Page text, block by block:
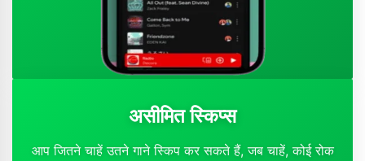
असीमित स्किप्स
आप जितने चाहें उतने गाने स्किप कर सकते हैं, जब चाहें, कोई रोक